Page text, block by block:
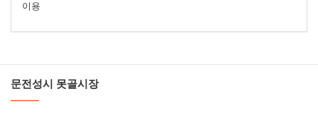
이용
문전성시 못골시장